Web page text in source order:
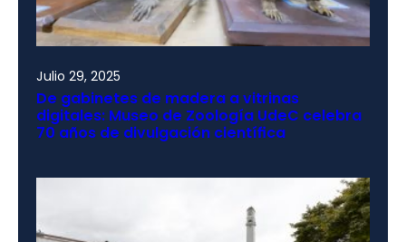
Julio 29, 2025
De gabinetes de madera a vitrinas
digitales: Museo de Zoología UdeC celebra
70 años de divulgación científica